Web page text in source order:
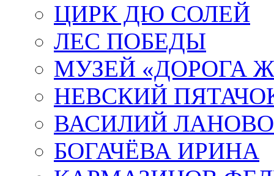
ЦИРК ДЮ СОЛЕЙ
ЛЕС ПОБЕДЫ
МУЗЕЙ «ДОРОГА
НЕВСКИЙ
ВАСИЛИЙ
БОГАЧЁВА ИРИНА